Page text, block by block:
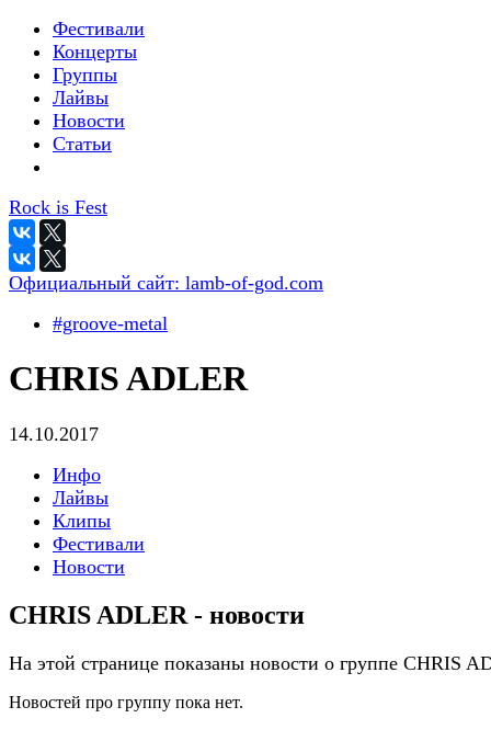
Фестивали
Концерты
Группы
Лайвы
Новости
Статьи
Rock is Fest
Официальный сайт: lamb-of-god.com
#groove-metal
CHRIS ADLER
14.10.2017
Инфо
Лайвы
Клипы
Фестивали
Новости
CHRIS ADLER - новости
На этой странице показаны новости о группе CHRIS
Новостей про группу пока нет.